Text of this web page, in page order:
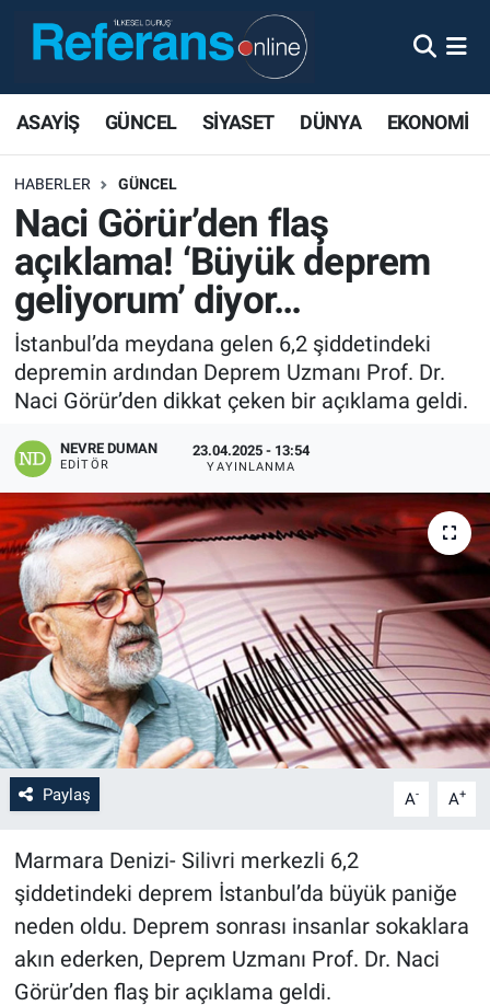
ASAYİŞ GÜNCEL SİYASET DÜNYA EKONOMİ
HABERLER GÜNCEL
Naci Görür’den flaş
açıklama! ‘Büyük deprem
geliyorum’ diyor…
İstanbul’da meydana gelen 6,2 şiddetindeki
depremin ardından Deprem Uzmanı Prof. Dr.
Naci Görür’den dikkat çeken bir açıklama geldi.
NEVRE DUMAN
EDITÖR
23.04.2025 - 13:54
YAYINLANMA
Paylaş A- A+
Marmara Denizi- Silivri merkezli 6,2
şiddetindeki deprem İstanbul’da büyük paniğe
neden oldu. Deprem sonrası insanlar sokaklara
akın ederken, Deprem Uzmanı Prof. Dr. Naci
Görür’den flaş bir açıklama geldi.